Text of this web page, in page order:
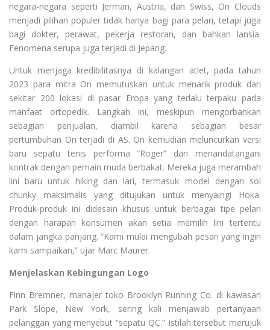
negara-negara seperti Jerman, Austria, dan Swiss, On Clouds
menjadi pilihan populer tidak hanya bagi para pelari, tetapi juga
bagi dokter, perawat, pekerja restoran, dan bahkan lansia.
Fenomena serupa juga terjadi di Jepang.
Untuk menjaga kredibilitasnya di kalangan atlet, pada tahun
2023 para mitra On memutuskan untuk menarik produk dari
sekitar 200 lokasi di pasar Eropa yang terlalu terpaku pada
manfaat ortopedik. Langkah ini, meskipun mengorbankan
sebagian penjualan, diambil karena sebagian besar
pertumbuhan On terjadi di AS. On kemudian meluncurkan versi
baru sepatu tenis performa “Roger” dan menandatangani
kontrak dengan pemain muda berbakat. Mereka juga merambah
lini baru untuk hiking dan lari, termasuk model dengan sol
chunky maksimalis yang ditujukan untuk menyaingi Hoka.
Produk-produk ini didesain khusus untuk berbagai tipe pelari
dengan harapan konsumen akan setia memilih lini tertentu
dalam jangka panjang. “Kami mulai mengubah pesan yang ingin
kami sampaikan,” ujar Marc Maurer.
Menjelaskan Kebingungan Logo
Finn Bremner, manajer toko Brooklyn Running Co. di kawasan
Park Slope, New York, sering kali menjawab pertanyaan
pelanggan yang menyebut “sepatu QC.” Istilah tersebut merujuk